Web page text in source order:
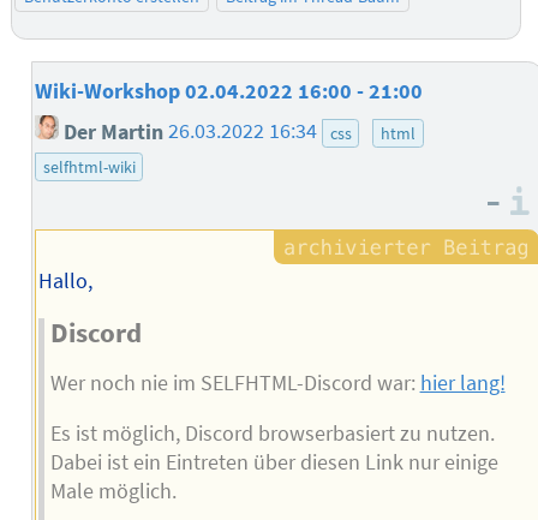
Wiki-Workshop 02.04.2022 16:00 - 21:00
Der Martin26.03.2022 16:34 css
html
selfhtml-wiki
–
Hallo,
Discord
Wer noch nie im SELFHTML-Discord war: hier lang!
Es ist möglich, Discord browserbasiert zu nutzen.
Dabei ist ein Eintreten über diesen Link nur einige
Male möglich.